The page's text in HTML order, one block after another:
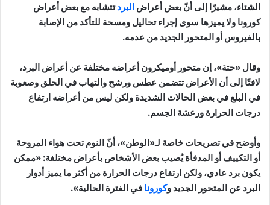
الشتاء، مشيرًا إلى أنّ بعض أعراض البردتتشابه مع بعض أعراض
كورونا ولا يميزها سوى إجراء تحاليل ومسحة للتأكد من الإصابة
بالفيروس أو المتحور الجديد من عدمه.
وقال «حتة»، إن متحور أوميكرون أعراضه مختلفة عن أعراض البرد،
لافتًا إلى أن الأعراض تتضمن عطس ورشح والتهاب في الحلق وصعوبة
في البلع في بعض الحالات الشديدة ولكن ليس من أعراضه ارتفاع
درجات الحرارة ورعشة الجسم.
وأوضح في تصريحات خاصة لـ«الوطن»، أنّ النوم تحت هواء المروحة
أو التكييف أو المدفأة يُصيب بعض الأشخاص بأعراض مختلفة: «ممكن
يكون برد عادي، ولكن ارتفاع درجات الحرارة من أكثر ما يميز أدوار
البرد عن المتحور الجديد وكورونا في الفترة الحالية».